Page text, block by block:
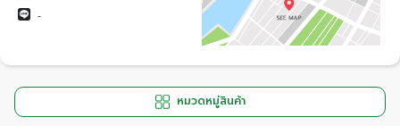
-
หมวดหมู่สินค้า